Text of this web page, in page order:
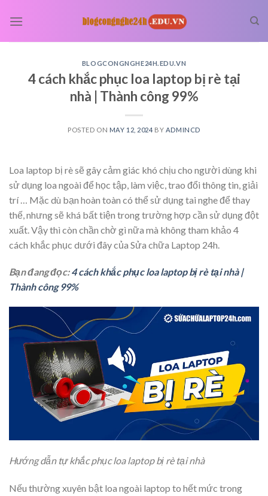
BLOGCONGNGHE24H.EDU.VN
4 cách khắc phục loa laptop bị rè tại
nhà | Thành công 99%
POSTED ON MAY 12, 2024 BY ADMINCD
Loa laptop bị rè sẽ gây cảm giác khó chịu cho người dùng khi
sử dụng loa ngoài để học tập, làm việc, trao đổi thông tin, giải
trí … Mặc dù bạn hoàn toàn có thể sử dụng tai nghe để thay
thế, nhưng sẽ khá bất tiện trong trường hợp cần sử dụng đột
xuất. Vậy thì còn chần chờ gì nữa mà không tham khảo 4
cách khắc phục dưới đây của Sửa chữa Laptop 24h.
Bạn đang đọc:4 cách khắc phục loa laptop bị rè tại nhà |
Thành công 99%
Hướng dẫn tự khắc phục loa laptop bị rè tại nhà
Nếu thường xuyên bật loa ngoài laptop to hết mức trong